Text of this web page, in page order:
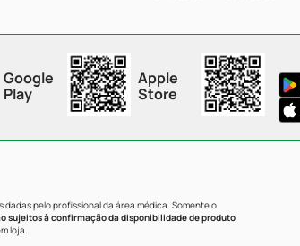
Google
Play
Apple
Store
pelo profissional da área médica. Somente o
sujeitos à confirmação da disponibilidade de produto
loja.